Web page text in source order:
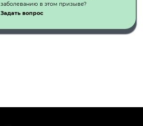
заболеванию в этом призыве?
Задать вопрос